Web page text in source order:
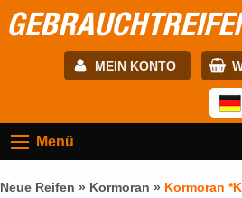
MEIN KONTO
Passwort:
Menü
Neue Reifen » Kormoran » Kormoran